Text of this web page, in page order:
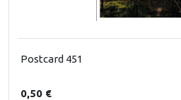
Postcard 451
0,50 €